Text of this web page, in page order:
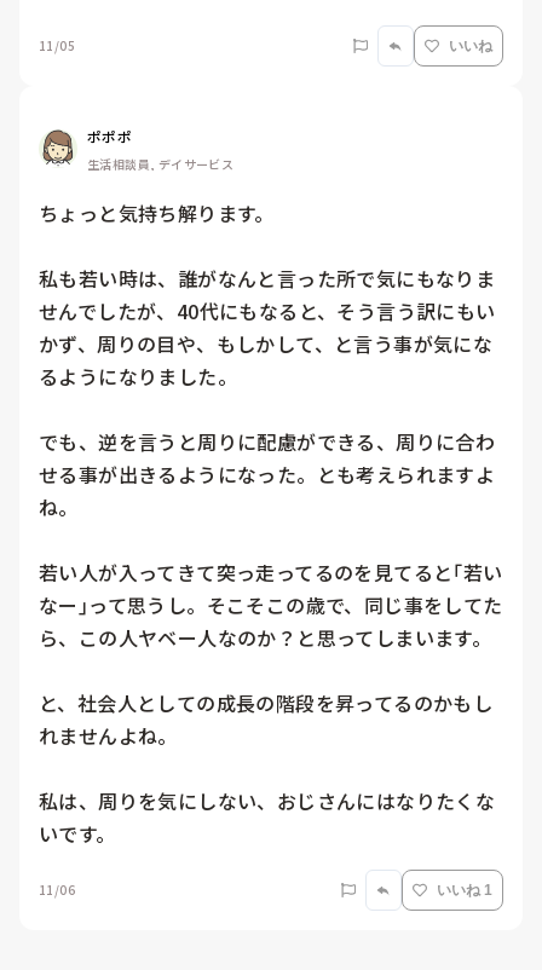
11/05 いいね
ポポポ
生活相談員, デイサービス
ちょっと気持ち解ります。
私も若い時は、誰がなんと言った所で気にもなりま
せんでしたが、40代にもなると、そう言う訳にもい
かず、周りの目や、もしかして、と言う事が気にな
るようになりました。
でも、逆を言うと周りに配慮ができる、周りに合わ
せる事が出きるようになった。とも考えられますよ
ね。
若い人が入ってきて突っ走ってるのを見てると｢若い
なー｣って思うし。そこそこの歳で、同じ事をしてた
ら、この人ヤベー人なのか？と思ってしまいます。
と、社会人としての成長の階段を昇ってるのかもし
れませんよね。
私は、周りを気にしない、おじさんにはなりたくな
いです。
11/06 いいね 1